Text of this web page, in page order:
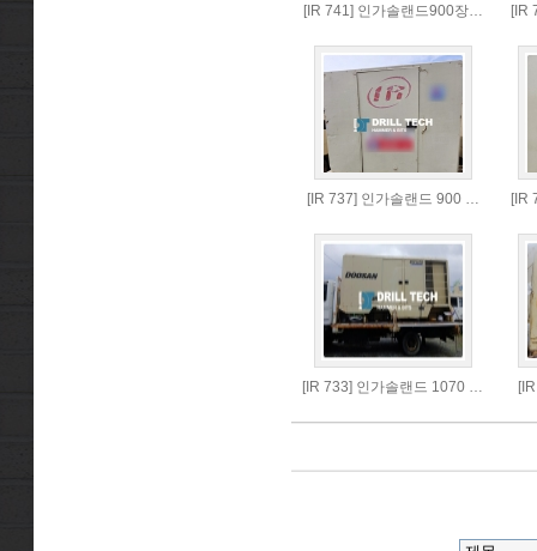
[IR 741] 인가솔랜드900장… [IR
[IR 737] 인가솔랜드 900 … [IR
[IR 733] 인가솔랜드 1070 …